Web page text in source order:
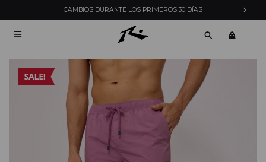
CAMBIOS DURANTE LOS PRIMEROS 30 DÍAS
